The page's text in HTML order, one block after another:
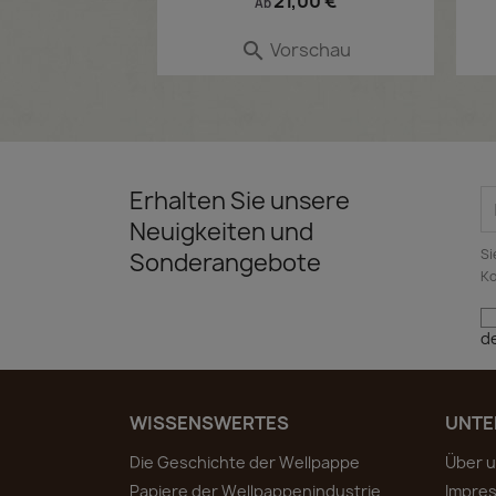
 Vorschau
Erhalten Sie unsere
Neuigkeiten und
Sonderangebote
WISSENSWERTES
Die Geschichte der Wellpappe
Papiere der Wellpappenindustrie
Über